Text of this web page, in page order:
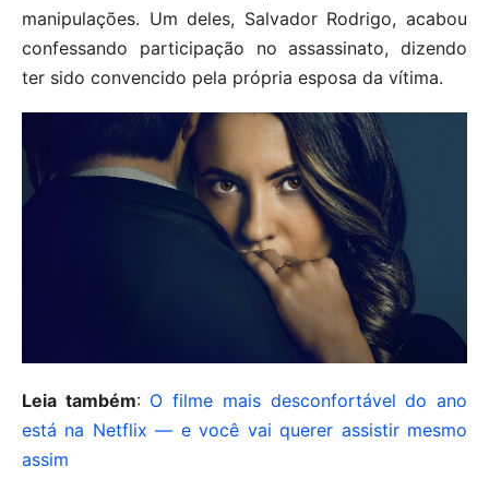
manipulações. Um deles, Salvador Rodrigo, acabou
confessando participação no assassinato, dizendo
ter sido convencido pela própria esposa da vítima.
Leia também: O filme mais desconfortável do ano
está na Netflix — e você vai querer assistir mesmo
assim